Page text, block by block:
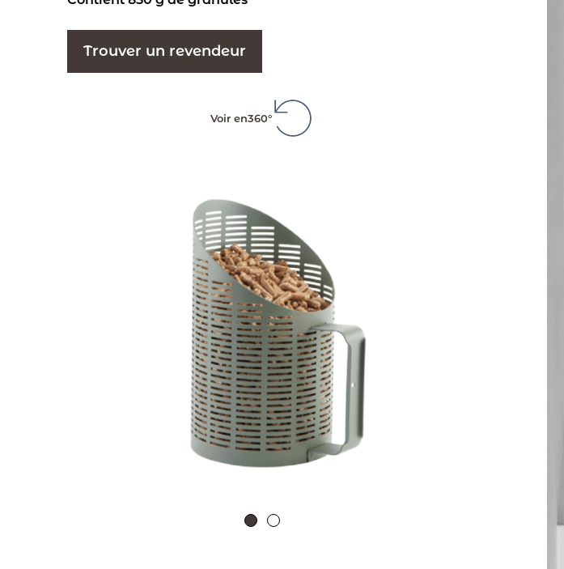
Trouver un revendeur
Voir en360°